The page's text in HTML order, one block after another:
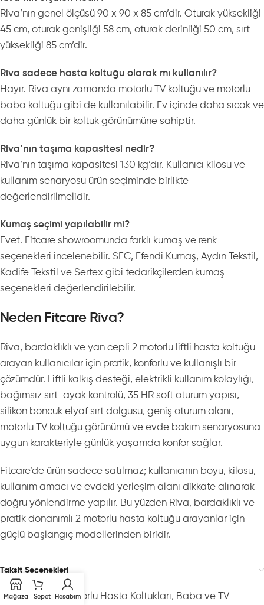
Riva’nın genel ölçüsü 90 x 90 x 85 cm’dir. Oturak yüksekliği
45 cm, oturak genişliği 58 cm, oturak derinliği 50 cm, sırt
yüksekliği 85 cm’dir.
Riva sadece hasta koltuğu olarak mı kullanılır?
Hayır. Riva aynı zamanda motorlu TV koltuğu ve motorlu
baba koltuğu gibi de kullanılabilir. Ev içinde daha sıcak ve
daha günlük bir koltuk görünümüne sahiptir.
Riva’nın taşıma kapasitesi nedir?
Riva’nın taşıma kapasitesi 130 kg’dır. Kullanıcı kilosu ve
kullanım senaryosu ürün seçiminde birlikte
değerlendirilmelidir.
Kumaş seçimi yapılabilir mi?
Evet. Fitcare showroomunda farklı kumaş ve renk
seçenekleri incelenebilir. SFC, Efendi Kumaş, Aydın Tekstil,
Kadife Tekstil ve Sertex gibi tedarikçilerden kumaş
seçenekleri değerlendirilebilir.
Neden Fitcare Riva?
Riva, bardaklıklı ve yan cepli 2 motorlu liftli hasta koltuğu
arayan kullanıcılar için pratik, konforlu ve kullanışlı bir
çözümdür. Liftli kalkış desteği, elektrikli kullanım kolaylığı,
bağımsız sırt-ayak kontrolü, 35 HR soft oturum yapısı,
silikon boncuk elyaf sırt dolgusu, geniş oturum alanı,
motorlu TV koltuğu görünümü ve evde bakım senaryosuna
uygun karakteriyle günlük yaşamda konfor sağlar.
Fitcare’de ürün sadece satılmaz; kullanıcının boyu, kilosu,
kullanım amacı ve evdeki yerleşim alanı dikkate alınarak
doğru yönlendirme yapılır. Bu yüzden Riva, bardaklıklı ve
pratik donanımlı 2 motorlu hasta koltuğu arayanlar için
güçlü başlangıç modellerinden biridir.
Taksit Seçenekleri
Kategoriler: 2 Motorlu Hasta Koltukları, Baba ve TV
Mağaza Sepet Hesabım